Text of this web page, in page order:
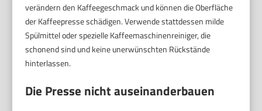
verändern den Kaffeegeschmack und können die Oberfläche
der Kaffeepresse schädigen. Verwende stattdessen milde
Spülmittel oder spezielle Kaffeemaschinenreiniger, die
schonend sind und keine unerwünschten Rückstände
hinterlassen.
Die Presse nicht auseinanderbauen